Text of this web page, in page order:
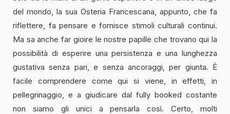
del mondo, la sua Osteria Francescana, appunto, che fa
riflettere, fa pensare e fornisce stimoli culturali continui.
Ma sa anche far gioire le nostre papille che trovano qui la
possibilità di esperire una persistenza e una lunghezza
gustativa senza pari, e senza ancoraggi, per giunta. È
facile comprendere come qui si viene, in effetti, in
pellegrinaggio, e a giudicare dal fully booked costante
non siamo gli unici a pensarla così. Certo, molti